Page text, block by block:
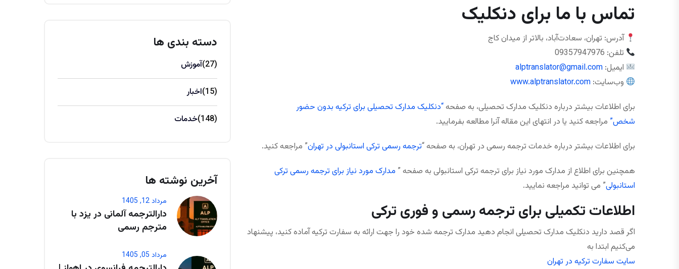
تماس با ما برای دنکلیک
آدرس: تهران، سعادت‌آباد، بالاتر از میدان کاج
تلفن: 09357947976
ایمیل:alptranslator@gmail.com
وب‌سایت:www.alptranslator.com
برای اطلاعات بیشتر درباره دنکلیک مدارک تحصیلی، به صفحه “دنکلیک مدارک تحصیلی برای ترکیه بدون حضور
شخص” مراجعه کنید یا در انتهای این مقاله آنرا مطالعه بفرمایید.
برای اطلاعات بیشتر درباره خدمات ترجمه رسمی در تهران، به صفحه “ترجمه رسمی ترکی استانبولی در تهران” مراجعه کنید.
همچنین برای اطلاع از مدارک مورد نیاز برای ترجمه ترکی استانبولی به صفحه ” مدارک مورد نیاز برای ترجمه رسمی ترکی
استانبولی” می توانید مراجعه نمایید.
اطلاعات تکمیلی برای ترجمه رسمی و فوری ترکی
اگر قصد دارید دنکلیک مدارک تحصیلی انجام دهید مدارک ترجمه‌ شده خود را جهت ارائه به سفارت ترکیه آماده کنید، پیشنهاد
می‌کنیم ابتدا به
سایت سفارت ترکیه در تهران
دسته بندی ها
آموزش (27)
اخبار (15)
خدمات (148)
آخرین نوشته ها
مرداد 12, 1405
دارالترجمه آلمانی در یزد با
مترجم رسمی
مرداد 05, 1405